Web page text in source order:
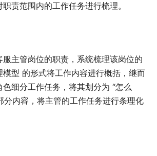
责范围内的工作任务进行梳理。
主管岗位的职责，系统梳理该岗位的
型 的形式将工作内容进行概括，继而
细分工作任务，将其划分为 “怎么
分内容，将主管的工作任务进行条理化